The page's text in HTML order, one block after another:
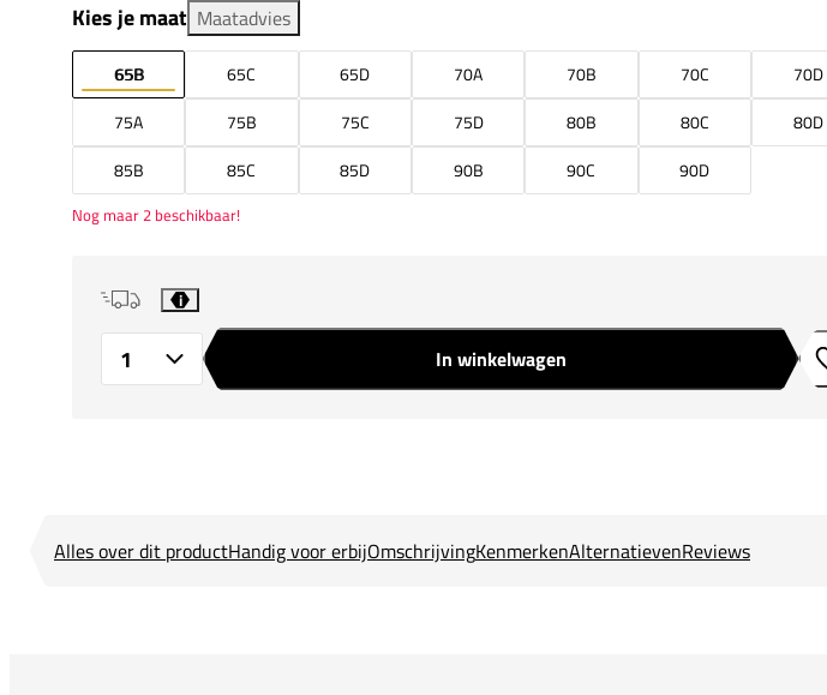
Kies je maat Maatadvies
65B 65C 65D 70A 70B 70C
70D
75A
75B 75C 75D 80B 80C
80D
85B
85C 85D 90B 90C 90D
Nog maar 2 beschikbaar!
i
In winkelwagen
Alles over dit productHandig voor erbijOmschrijvingKenmerkenAlternatievenReviews